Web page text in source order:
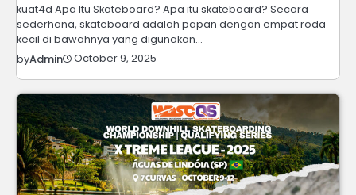
kuat4d Apa Itu Skateboard? Apa itu skateboard? Secara
sederhana, skateboard adalah papan dengan empat roda
kecil di bawahnya yang digunakan…
byAdmin October 9, 2025